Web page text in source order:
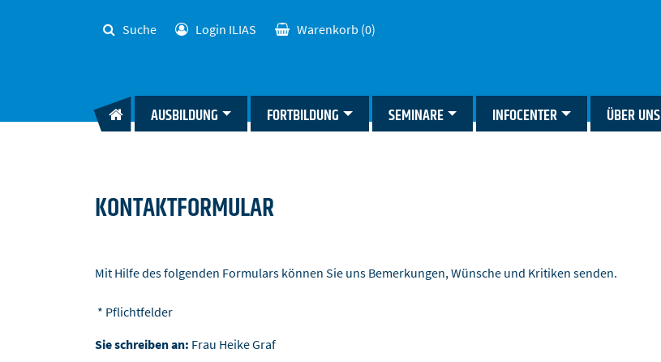
Suche Login ILIAS Warenkorb (0)
AUSBILDUNG FORTBILDUNG SEMINARE INFOCENTER ÜBER UNS
KONTAKTFORMULAR
Mit Hilfe des folgenden Formulars können Sie uns Bemerkungen, Wünsche und Kritiken senden.
* Pflichtfelder
Sie schreiben an: Frau Heike Graf